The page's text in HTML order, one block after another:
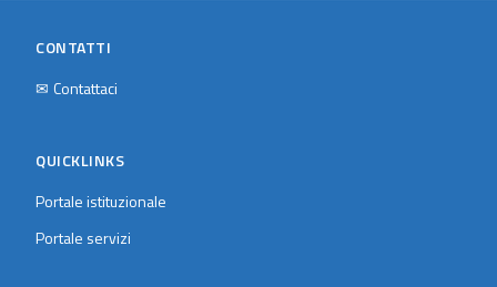
CONTATTI
✉ Contattaci
QUICKLINKS
Portale istituzionale
Portale servizi